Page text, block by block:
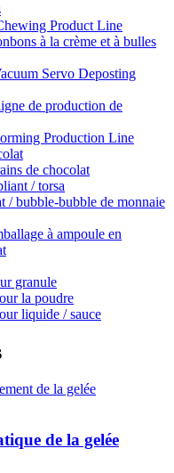
Product Line
à la crème et à bulles
Servo Deposting
de production de
Production Line
de chocolat
/ torsa
/ bubble-bubble de monnaie
à ampoule en
granule
la poudre
liquide / sauce
de la gelée